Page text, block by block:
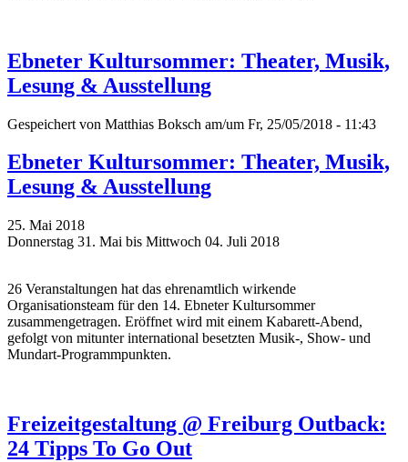
Ebneter Kultursommer: Theater, Musik,
Lesung & Ausstellung
Gespeichert von Matthias Boksch am/um Fr, 25/05/2018 - 11:43
Ebneter Kultursommer: Theater, Musik,
Lesung & Ausstellung
25. Mai 2018
Donnerstag 31. Mai bis Mittwoch 04. Juli 2018
26 Veranstaltungen hat das ehrenamtlich wirkende
Organisationsteam für den 14. Ebneter Kultursommer
zusammengetragen. Eröffnet wird mit einem Kabarett-Abend,
gefolgt von mitunter international besetzten Musik-, Show- und
Mundart-Programmpunkten.
Freizeitgestaltung @ Freiburg Outback:
24 Tipps To Go Out